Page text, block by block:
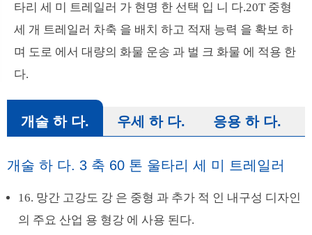
타리 세 미 트레일러 가 현명 한 선택 입 니 다.20T 중형
세 개 트레일러 차축 을 배치 하고 적재 능력 을 확보 하
며 도로 에서 대량의 화물 운송 과 벌 크 화물 에 적용 한
다.
개술 하 다. 우세 하 다. 응용 하 다.
개술 하 다. 3 축 60 톤 울타리 세 미 트레일러
16. 망간 고강도 강 은 중형 과 추가 적 인 내구성 디자인
의 주요 산업 용 형강 에 사용 된다.